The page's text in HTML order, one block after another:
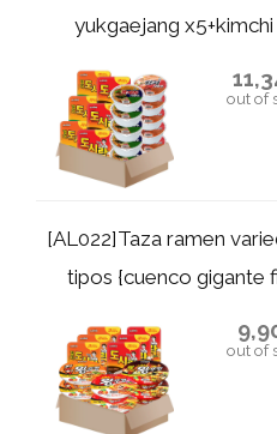
yukgaejang
out of
[AL022]Taza ramen
tipos {cuenco gigante
out of